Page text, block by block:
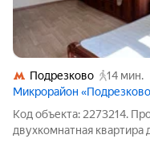
Подрезково
14 мин.
Микрорайон
Код объекта: 2273214.
двухкомнатная квартира